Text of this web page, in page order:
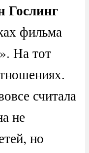
Гослинг
фильма
На тот
считала
не
но